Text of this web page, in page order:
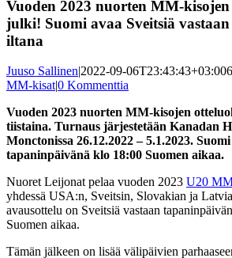
Vuoden 2023 nuorten MM-
julki! Suomi avaa Sveitsiä
iltana
Juuso Sallinen|2022-09-06T23:43:43+03:00
MM-kisat|0 Kommenttia
Vuoden 2023 nuorten MM-kisojen
tiistaina. Turnaus järjestetään Kanadan
Monctonissa 26.12.2022 – 5.1.2023.
tapaninpäivänä klo 18:00 Suomen aikaa.
Nuoret Leijonat pelaa vuoden 2023 U20
yhdessä USA:n, Sveitsin, Slovakian ja
avausottelu on Sveitsiä vastaan
Suomen aikaa.
Tämän jälkeen on lisää välipäivien